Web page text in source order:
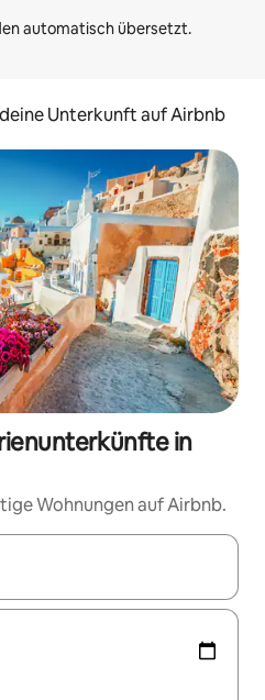
Unterkunft auf Airbnb
in
Wohnungen auf Airbnb.
sind, navigiere mit den